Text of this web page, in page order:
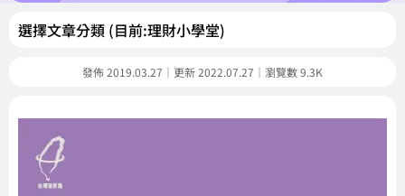
選擇文章分類 (目前:理財小學堂)
發佈 2019.03.27｜更新 2022.07.27｜瀏覽數 9.3K